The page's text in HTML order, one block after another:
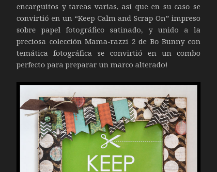
encarguitos y tareas varias, así que en su caso se
convirtió en un “Keep Calm and Scrap On” impreso
sobre papel fotográfico satinado, y unido a la
preciosa colección Mama-razzi 2 de Bo Bunny con
temática fotográfica se convirtió en un combo
perfecto para preparar un marco alterado!